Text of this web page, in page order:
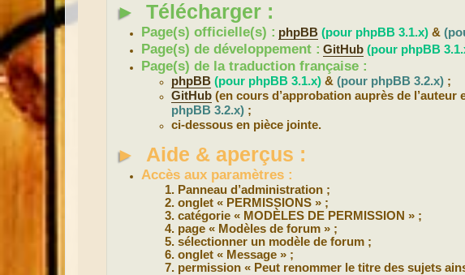
► Télécharger :
Page(s) officielle(s) : phpBB (pour phpBB 3.1.x) &
Page(s) de développement : GitHub (pour phpBB
Page(s) de la traduction française :
phpBB (pour phpBB 3.1.x) &(pour phpBB 3.2.x) ;
GitHub (en cours d’approbation auprès de
phpBB 3.2.x) ;
ci-dessous en pièce jointe.
► Aide & aperçus :
Accès aux paramètres :
Panneau d’administration ;
onglet « PERMISSIONS » ;
catégorie « MODÈLES DE PERMISSION » ;
page « Modèles de forum » ;
sélectionner un modèle de forum ;
onglet « Message » ;
permission « Peut renommer le titre des sujets